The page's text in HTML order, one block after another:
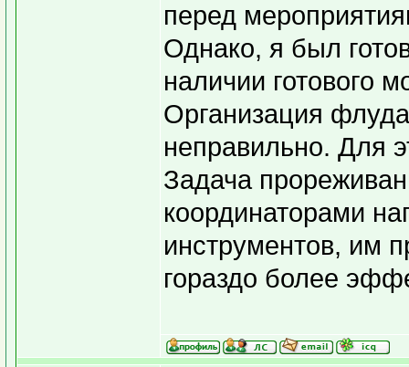
перед
Однако, я был
наличии готового
Организация
неправильно. Для
Задача
координаторами
инструментов, им
гораздо более